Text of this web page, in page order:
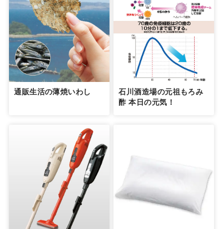
通販生活の薄焼いわし
石川酒造場の元祖もろみ
酢 本日の元気！